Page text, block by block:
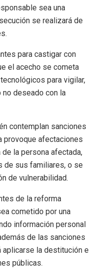
sea una
se realizará de
para castigar con
el acecho se cometa
para vigilar,
deseado con la
contemplan sanciones
provoque afectaciones
la persona afectada,
de sus familiares, o se
de vulnerabilidad.
de la reforma
cometido por una
información personal
de las sanciones
la destitución e
públicas.